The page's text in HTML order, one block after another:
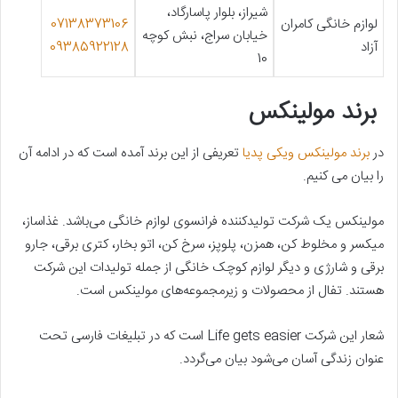
لوازم خانگی کامران
آزاد
شیراز، بلوار پاسارگاد،
خیابان سراج، نبش کوچه
10
07138373106
09385922128
برند مولینکس
دربرند مولینکس ویکی پدیا تعریفی از این برند آمده است که در ادامه آن
را بیان می کنیم.
مولینکس یک شرکت تولیدکننده فرانسوی لوازم خانگی می‌باشد. غذاساز،
میکسر و مخلوط کن، همزن، پلوپز، سرخ کن، اتو بخار، کتری برقی، جارو
برقی و شارژی و دیگر لوازم کوچک خانگی از جمله تولیدات این شرکت
هستند. تفال از محصولات و زیرمجموعه‌های مولینکس است.
شعار این شرکت Life gets easier است که در تبلیغات فارسی تحت
عنوان زندگی آسان می‌شود بیان می‌گردد.